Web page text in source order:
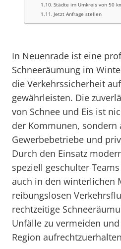
Städte im Umkreis von 50
Jetzt Anfrage stellen
In Neuenrade ist eine
Schneeräumung im
die Verkehrssicherheit
gewährleisten. Die
von Schnee und Eis ist
der Kommunen, sondern
Gewerbebetriebe und
Durch den Einsatz
speziell geschulter
auch in den winterlichen
reibungslosen
rechtzeitige
Unfälle zu vermeiden
Region